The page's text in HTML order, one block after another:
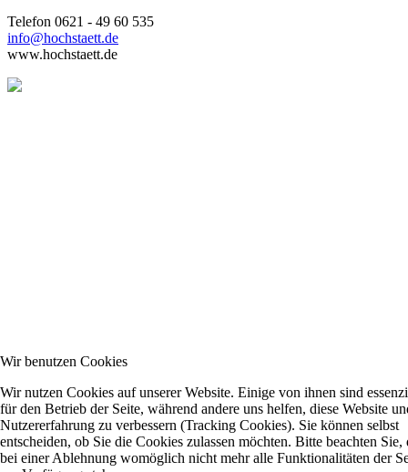
Telefon 0621 - 49 60 535
info@hochstaett.de
www.hochstaett.de
Wir benutzen Cookies
Wir nutzen Cookies auf unserer Website. Einige von ihnen sind
für den Betrieb der Seite, während andere uns helfen, diese Website
Nutzererfahrung zu verbessern (Tracking Cookies). Sie können selbst
entscheiden, ob Sie die Cookies zulassen möchten. Bitte beachten Sie,
bei einer Ablehnung womöglich nicht mehr alle Funktionalitäten der